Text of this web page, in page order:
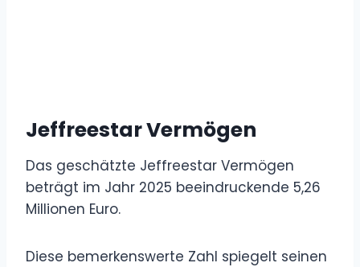
Jeffreestar Vermögen
Das geschätzte Jeffreestar Vermögen
beträgt im Jahr 2025 beeindruckende 5,26
Millionen Euro.
Diese bemerkenswerte Zahl spiegelt seinen